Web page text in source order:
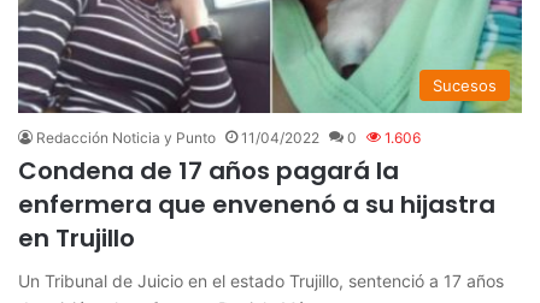
Sucesos
Redacción Noticia y Punto 11/04/2022 0 1.606
Condena de 17 años pagará la
enfermera que envenenó a su hijastra
en Trujillo
Un Tribunal de Juicio en el estado Trujillo, sentenció a 17 años